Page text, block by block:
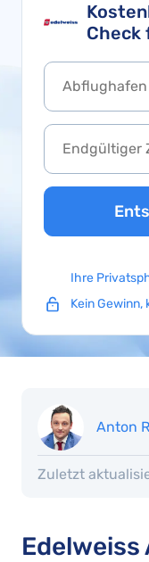
Check
Ihre
Kein Gewinn,
Anton
Zuletzt